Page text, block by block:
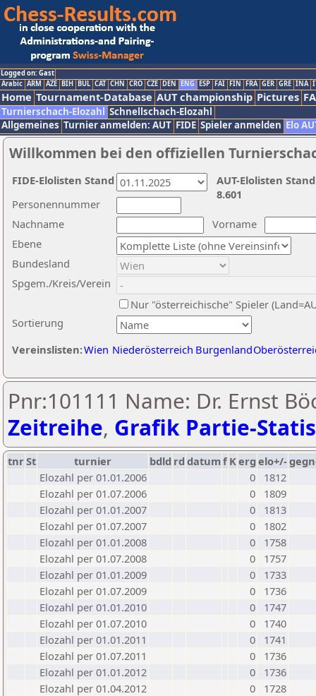
Logged on: Gast
Arabic ARM AZE BIH BUL CAT CHN CRO CZE DEN ENG ESP FAI FIN FRA GER GRE INA
Home Tournament-Database AUT championship Pictures
Turnierschach-Elozahl Schnellschach-Elozahl
Allgemeines Turnier anmelden: AUT FIDE Spieler anmelden Elo
Willkommen bei den offiziellen
Nachname
Vorname
Ebene
Sortierung
Personennummer
Bundesland
Spgem./Kreis/Verein
Nur "österreichische" Spieler
Vereinslisten:Wien Niederösterreich Burgenland
AUT-Elolisten
8.601
FIDE-Elolisten Stand
Pnr:101111 Name: Dr. Ernst
Zeitreihe, Grafik Partie-
tnrSt turnier bdld rd datumf Kerg elo+/-
Elozahl per 01.01.2006
0
1812
Elozahl per 01.07.2006
0
1809
Elozahl per 01.01.2007
0
1813
Elozahl per 01.07.2007
0
1802
Elozahl per 01.01.2008
0
1758
Elozahl per 01.07.2008
0
1757
Elozahl per 01.01.2009
0
1733
Elozahl per 01.07.2009
0
1736
Elozahl per 01.01.2010
0
1747
Elozahl per 01.07.2010
0
1740
Elozahl per 01.01.2011
0
1741
Elozahl per 01.07.2011
0
1736
Elozahl per 01.01.2012
0
1736
Elozahl per 01.04.2012
0
1728